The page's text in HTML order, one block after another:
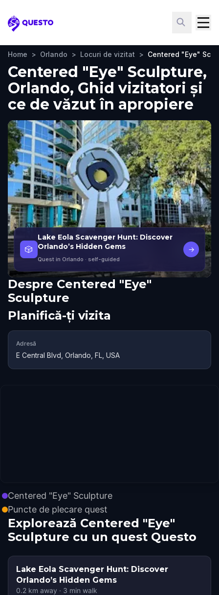
Questo
Home > Orlando > Locuri de vizitat > Centered "Eye"
Centered "Eye" Sculpture,
Orlando, Ghid vizitatori și
ce de văzut în apropiere
🎲
Lake Eola Scavenger Hunt: Discover
Orlando’s Hidden Gems
Quest in Orlando · self-guided
→
Despre Centered "Eye"
Sculpture
Planifică-ți vizita
Adresă
E Central Blvd, Orlando, FL, USA
Centered "Eye" Sculpture
Puncte de plecare quest
Explorează Centered "Eye"
Sculpture cu un quest Questo
Lake Eola Scavenger Hunt: Discover
Orlando’s Hidden Gems
0.2 km away · 3 min walk